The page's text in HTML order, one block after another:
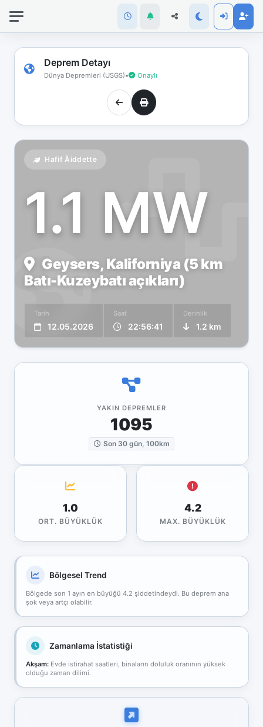
Deprem Detayı
Dünya Depremleri (USGS)• Onaylı
Hafif Åiddette
1.1 MW
Geysers, Kaliforniya (5 km
Batı-Kuzeybatı açıkları)
Tarih
12.05.2026
Saat
22:56:41
Derinlik
1.2 km
YAKIN DEPREMLER
1095
Son 30 gün, 100km
1.0
ORT. BÜYÜKLÜK
4.2
MAX. BÜYÜKLÜK
Bölgesel Trend
Bölgede son 1 ayın en büyüğü 4.2 şiddetindeydi. Bu deprem ana
şok veya artçı olabilir.
Zamanlama İstatistiği
Akşam: Evde istirahat saatleri, binaların doluluk oranının yüksek
olduğu zaman dilimi.
bağlantınız
koptu!
Çevrimdışı
moddasınız.